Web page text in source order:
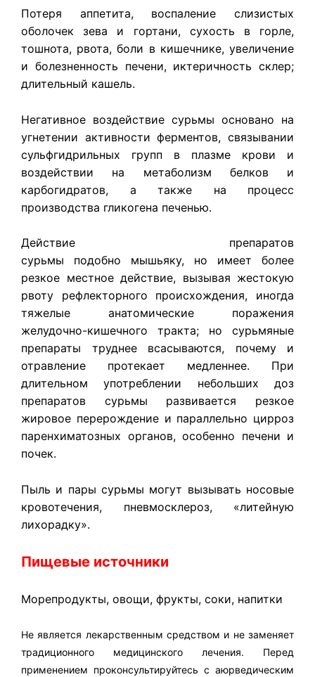
Потеря аппетита, воспаление слизистых
оболочек зева и гортани, сухость в горле,
тошнота, рвота, боли в кишечнике, увеличение
и болезненность печени, иктеричность склер;
длительный кашель.
​Негативное воздействие сурьмы основано на
угнетении активности ферментов, связывании
сульфгидрильных групп в плазме крови и
воздействии на метаболизм белков и
карбогидратов, а также на процесс
производства гликогена печенью.
Действие препаратов
сурьмы подобно мышьяку, но имеет более
резкое местное действие, вызывая жестокую
рвоту рефлекторного происхождения, иногда
тяжелые анатомические поражения
желудочно-кишечного тракта; но сурьмяные
препараты труднее всасываются, почему и
отравление протекает медленнее. При
длительном употреблении небольших доз
препаратов сурьмы развивается резкое
жировое перерождение и параллельно цирроз
паренхиматозных органов, особенно печени и
почек.
Пыль и пары сурьмы могут вызывать носовые
кровотечения, пневмосклероз, «литейную
лихорадку».
Пищевые источники
Морепродукты, овощи, фрукты, соки, напитки
Не является лекарственным средством и не заменяет
традиционного медицинского лечения. Перед
применением проконсультируйтесь с аюрведическим